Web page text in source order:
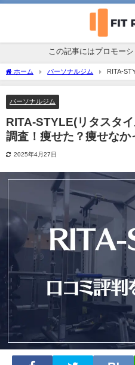
この記事にはプロモー
ホーム パーソナルジム
RITA-
査！痩せた？痩せなかった？
パーソナルジム
RITA-STYLE(リタスタ
調査！痩せた？痩せなか
2025年4月27日